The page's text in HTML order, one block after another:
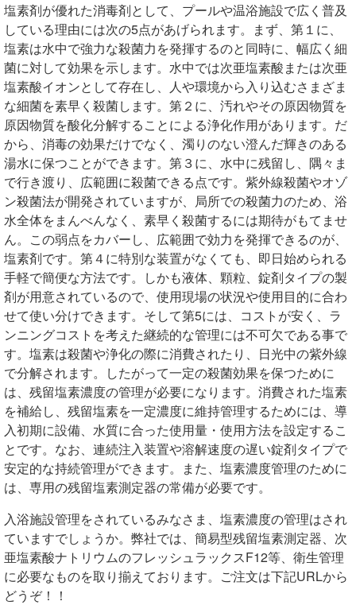
塩素剤が優れた消毒剤として、プールや温浴施設で広く普及
している理由には次の5点があげられます。まず、第１に、
塩素は水中で強力な殺菌力を発揮するのと同時に、幅広く細
菌に対して効果を示します。水中では次亜塩素酸または次亜
塩素酸イオンとして存在し、人や環境から入り込むさまざま
な細菌を素早く殺菌します。第２に、汚れやその原因物質を
原因物質を酸化分解することによる浄化作用があります。だ
から、消毒の効果だけでなく、濁りのない澄んだ輝きのある
湯水に保つことができます。第３に、水中に残留し、隅々ま
で行き渡り、広範囲に殺菌できる点です。紫外線殺菌やオゾ
ン殺菌法が開発されていますが、局所での殺菌力のため、浴
水全体をまんべんなく、素早く殺菌するには期待がもてませ
ん。この弱点をカバーし、広範囲で効力を発揮できるのが、
塩素剤です。第４に特別な装置がなくても、即日始められる
手軽で簡便な方法です。しかも液体、顆粒、錠剤タイプの製
剤が用意されているので、使用現場の状況や使用目的に合わ
せて使い分けできます。そして第5には、コストが安く、ラ
ンニングコストを考えた継続的な管理には不可欠である事で
す。塩素は殺菌や浄化の際に消費されたり、日光中の紫外線
で分解されます。したがって一定の殺菌効果を保つために
は、残留塩素濃度の管理が必要になります。消費された塩素
を補給し、残留塩素を一定濃度に維持管理するためには、導
入初期に設備、水質に合った使用量・使用方法を設定するこ
とです。なお、連続注入装置や溶解速度の遅い錠剤タイプで
安定的な持続管理ができます。また、塩素濃度管理のために
は、専用の残留塩素測定器の常備が必要です。
入浴施設管理をされているみなさま、塩素濃度の管理はされ
ていますでしょうか。弊社では、簡易型残留塩素測定器、次
亜塩素酸ナトリウムのフレッシュラックスF12等、衛生管理
に必要なものを取り揃えております。ご注文は下記URLから
どうぞ！！